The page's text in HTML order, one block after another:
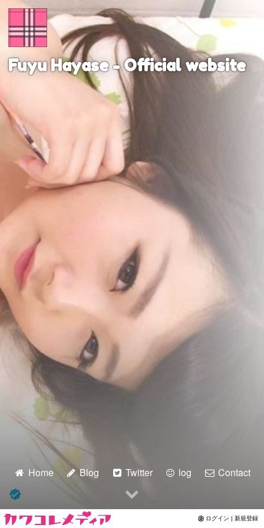
Home
Blog
log
Contact
Fuyu Hayase - Official website
Home Blog Twitter log Contact
ログイン | 新規登録